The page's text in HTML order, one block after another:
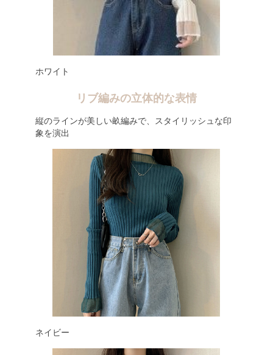
ホワイト
リブ編みの立体的な表情
縦のラインが美しい畝編みで、スタイリッシュな印
象を演出
ネイビー